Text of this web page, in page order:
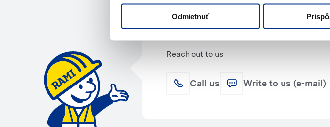
Odmietnuť
Need help?
Reach out to us
Call us Write to us (e-mail)